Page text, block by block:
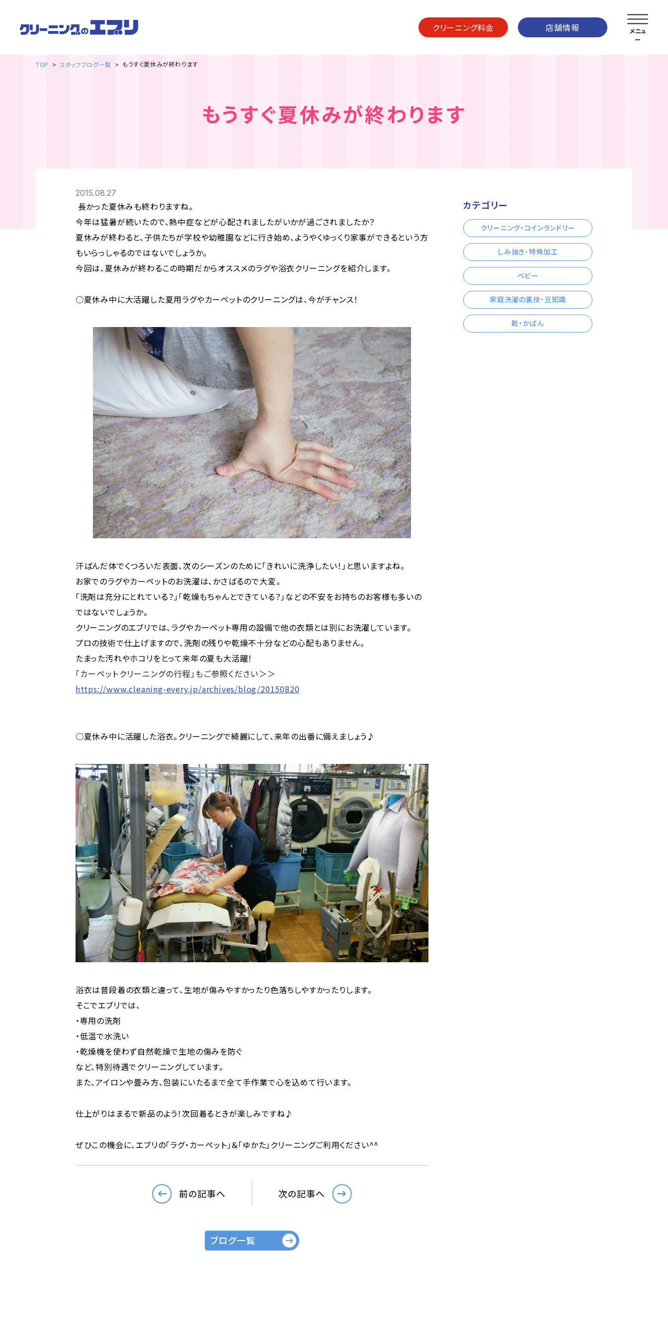
クリーニング料金 店舗情報
TOP スタッフブログ一覧 もうすぐ夏休みが終わります
もうすぐ夏休みが終わります
2015.08.27
長かった夏休みも終わりますね。
今年は猛暑が続いたので、熱中症などが心配されましたがいかが過ごされましたか？
夏休みが終わると、子供たちが学校や幼稚園などに行き始め、ようやくゆっくり家事ができるという方
もいらっしゃるのではないでしょうか。
今回は、夏休みが終わるこの時期だからオススメのラグや浴衣クリーニングを紹介します。
○夏休み中に大活躍した夏用ラグやカーペットのクリーニングは、今がチャンス！
汗ばんだ体でくつろいだ表面、次のシーズンのために「きれいに洗浄したい！」と思いますよね。
お家でのラグやカーペットのお洗濯は、かさばるので大変。
「洗剤は充分にとれている？」「乾燥もちゃんとできている？」などの不安をお持ちのお客様も多いの
ではないでしょうか。
クリーニングのエブリでは、ラグやカーペット専用の設備で他の衣類とは別にお洗濯しています。
プロの技術で仕上げますので、洗剤の残りや乾燥不十分などの心配もありません。
たまった汚れやホコリをとって来年の夏も大活躍！
「カーペットクリーニングの行程」もご参照ください＞＞
https://www.cleaning-every.jp/archives/blog/20150820
○夏休み中に活躍した浴衣。クリーニングで綺麗にして、来年の出番に備えましょう♪
浴衣は普段着の衣類と違って、生地が傷みやすかったり色落ちしやすかったりします。
そこでエブリでは、
・専用の洗剤
・低温で水洗い
・乾燥機を使わず自然乾燥で生地の傷みを防ぐ
など、特別待遇でクリーニングしています。
また、アイロンや畳み方、包装にいたるまで全て手作業で心を込めて行います。
仕上がりはまるで新品のよう！次回着るときが楽しみですね♪
ぜひこの機会に、エブリの「ラグ・カーペット」＆「ゆかた」クリーニングご利用ください^^
前の記事へ 次の記事へ
ブログ一覧
カテゴリー
クリーニング・コインランドリー
しみ抜き・特殊加工
ベビー
家庭洗濯の裏技・豆知識
靴・かばん